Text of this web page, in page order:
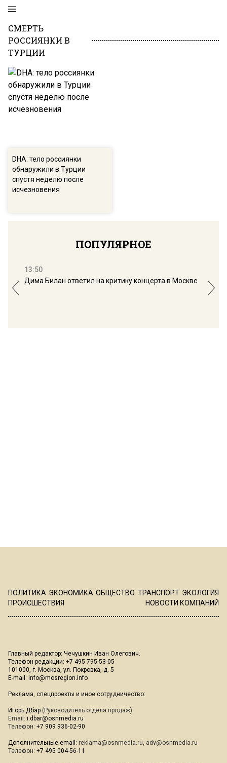
СМЕРТЬ
РОССИЯНКИ В
ТУРЦИИ
DHA: тело россиянки
обнаружили в Турции
спустя неделю после
исчезновения
ПОПУЛЯРНОЕ
13:50
Дима Билан ответил на критику концерта в Москве
ПОЛИТИКА ЭКОНОМИКА ОБЩЕСТВО ТРАНСПОРТ ЭКОЛОГИЯ
ПРОИСШЕСТВИЯ
НОВОСТИ КОМПАНИЙ
Главный редактор: Чечушкин Иван Олегович.
Телефон редакции: +7 495 795-53-05
101000, г. Москва, ул. Покровка, д. 5
E-mail: info@mosregion.info
Реклама, спецпроекты и иное сотрудничество:
Игорь Дбар (Руководитель отдела продаж)
Email: i.dbar@osnmedia.ru
Телефон: +7 909 936-02-90
Дополнительные email: reklama@osnmedia.ru, adv@osnmedia.ru
Телефон: +7 495 004-56-11